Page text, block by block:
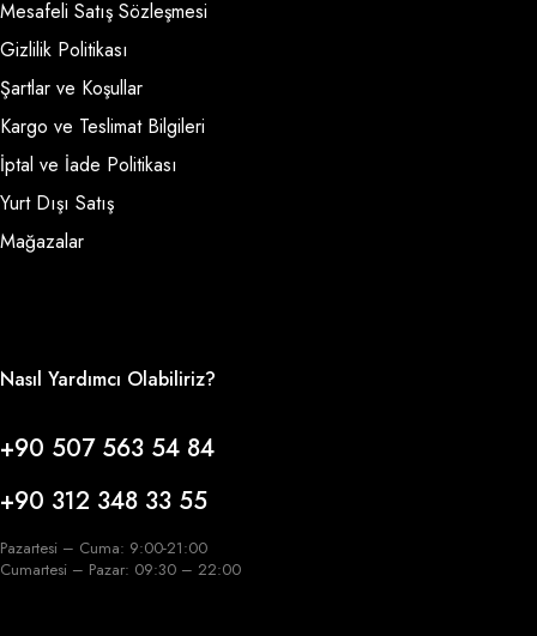
Mesafeli Satış Sözleşmesi
Gizlilik Politikası
Şartlar ve Koşullar
Kargo ve Teslimat Bilgileri
İptal ve İade Politikası
Yurt Dışı Satış
Mağazalar
Nasıl Yardımcı Olabiliriz?
+90 507 563 54 84
+90 312 348 33 55
Pazartesi – Cuma: 9:00-21:00
Cumartesi – Pazar: 09:30 – 22:00